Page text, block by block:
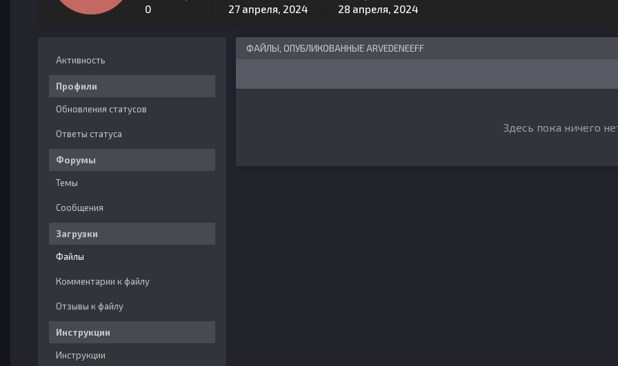
0 27 апреля, 2024 28 апреля, 2024
Активность
Профили
Обновления статусов
Ответы статуса
Форумы
Темы
Сообщения
Загрузки
Файлы
Комментарии к файлу
Отзывы к файлу
Инструкции
Инструкции
ФАЙЛЫ, ОПУБЛИКОВАННЫЕ ARVEDENEEFF
Здесь пока ничего